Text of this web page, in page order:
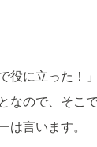
役に立った！
なので、そこ
は言います。